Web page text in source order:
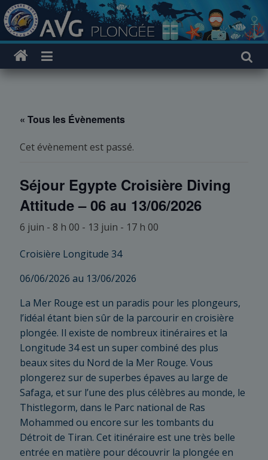
Passer
au
contenu
« Tous les Évènements
Cet évènement est passé.
Séjour Egypte Croisière Diving
Attitude – 06 au 13/06/2026
6 juin - 8 h 00 - 13 juin - 17 h 00
Croisière Longitude 34
06/06/2026 au 13/06/2026
La Mer Rouge est un paradis pour les plongeurs,
l’idéal étant bien sûr de la parcourir en croisière
plongée. Il existe de nombreux itinéraires et la
Longitude 34 est un super combiné des plus
beaux sites du Nord de la Mer Rouge. Vous
plongerez sur de superbes épaves au large de
Safaga, et sur l’une des plus célèbres au monde, le
Thistlegorm, dans le Parc national de Ras
Mohammed ou encore sur les tombants du
Détroit de Tiran. Cet itinéraire est une très belle
entrée en matière pour découvrir la plongée en